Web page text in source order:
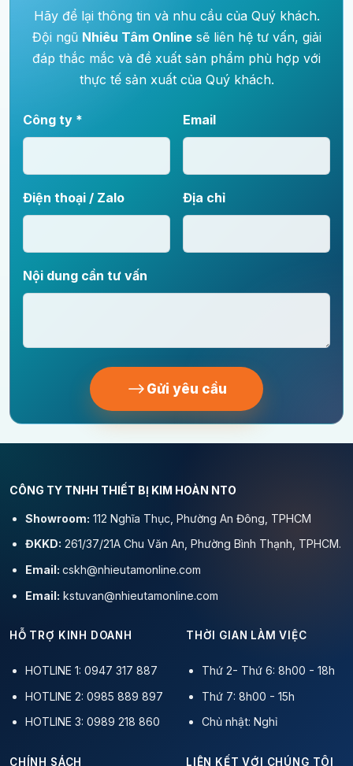
Hãy để lại thông tin và nhu cầu của Quý khách.
Đội ngũ Nhiêu Tâm Onlinesẽ liên hệ tư vấn, giải
đáp thắc mắc và đề xuất sản phẩm phù hợp với
thực tế sản xuất của Quý khách.
Công ty * Email
Điện thoại / Zalo Địa chỉ
Nội dung cần tư vấn
Gửi yêu cầu
CÔNG TY TNHH THIẾT BỊ KIM HOÀN NTO
Showroom: 112 Nghĩa Thục, Phường An Đông, TPHCM
ĐKKD: 261/37/21A Chu Văn An, Phường Bình Thạnh, TPHCM.
Email: cskh@nhieutamonline.com
Email: kstuvan@nhieutamonline.com
HỖ TRỢ KINH DOANH
HOTLINE 1: 0947 317 887
HOTLINE 2: 0985 889 897
HOTLINE 3: 0989 218 860
THỜI GIAN LÀM VIỆC
Thứ 2- Thứ 6: 8h00 - 18h
Thứ 7: 8h00 - 15h
Chủ nhật: Nghỉ
CHÍNH SÁCH LIÊN KẾT VỚI CHÚNG TÔI